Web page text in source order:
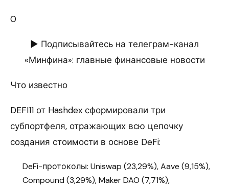
0
► Подписывайтесь на телеграм-канал
«Минфина»: главные финансовые новости
Что известно
DEFI11 от Hashdex сформировали три
субпортфеля, отражающих всю цепочку
создания стоимости в основе DeFi:
DeFi-протоколы: Uniswap (23,29%), Aave (9,15%),
Compound (3,29%), Maker DAO (7,71%),